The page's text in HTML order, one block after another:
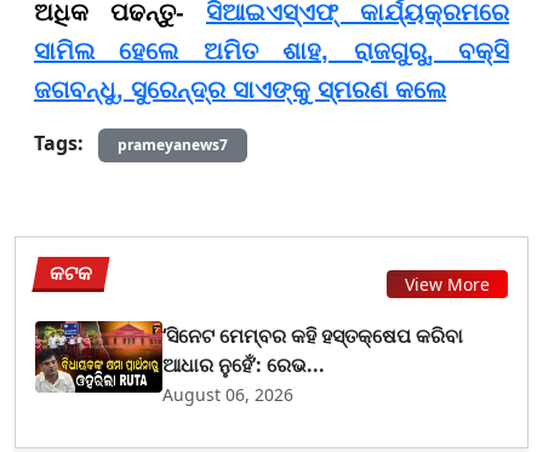
ଅଧିକ ପଢନ୍ତୁ- ସିଆଇଏସ୍‌ଏଫ୍‌ କାର୍ଯ୍ୟକ୍ରମରେ
ସାମିଲ ହେଲେ ଅମିତ ଶାହ, ରାଜଗୁରୁ, ବକ୍ସି
ଜଗବନ୍ଧୁ, ସୁରେନ୍ଦ୍ର ସାଏଙ୍କୁ ସ୍ମରଣ କଲେ
Tags:
prameyanews7
କଟକ View More
‘ସିନେଟ ମେମ୍ବର କହି ହସ୍ତକ୍ଷେପ କରିବା
ଆଧାର ନୁହେଁ’: ରେଭ...
August 06, 2026